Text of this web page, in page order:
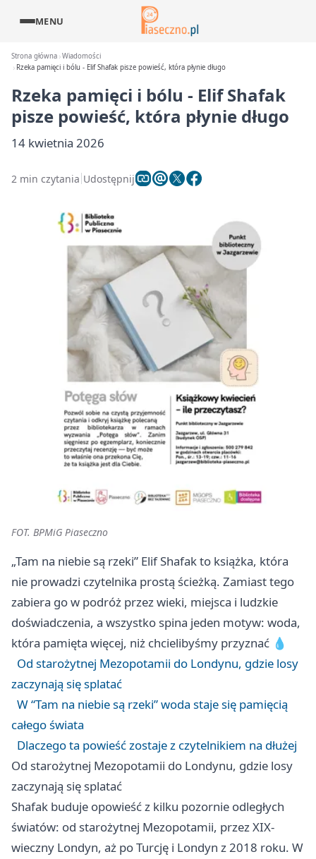
MENU
Strona główna Wiadomości
Rzeka pamięci i bólu - Elif Shafak pisze powieść, która płynie długo
Rzeka pamięci i bólu - Elif Shafak
pisze powieść, która płynie długo
14 kwietnia 2026
2 min czytania Udostępnij
FOT. BPMiG Piaseczno
„Tam na niebie są rzeki” Elif Shafak to książka, która
nie prowadzi czytelnika prostą ścieżką. Zamiast tego
zabiera go w podróż przez wieki, miejsca i ludzkie
doświadczenia, a wszystko spina jeden motyw: woda,
która pamięta więcej, niż chcielibyśmy przyznać 💧
Od starożytnej Mezopotamii do Londynu, gdzie losy
zaczynają się splatać
W “Tam na niebie są rzeki” woda staje się pamięcią
całego świata
Dlaczego ta powieść zostaje z czytelnikiem na dłużej
Od starożytnej Mezopotamii do Londynu, gdzie losy
zaczynają się splatać
Shafak buduje opowieść z kilku pozornie odległych
światów: od starożytnej Mezopotamii, przez XIX-
wieczny Londyn, aż po Turcję i Londyn z 2018 roku. W